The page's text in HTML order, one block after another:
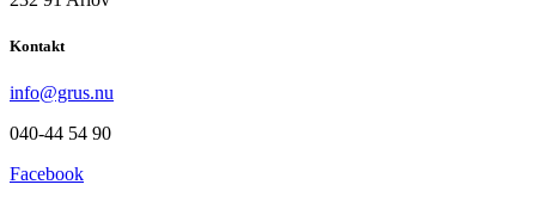
Kontakt
info@grus.nu
040-44 54 90
Facebook